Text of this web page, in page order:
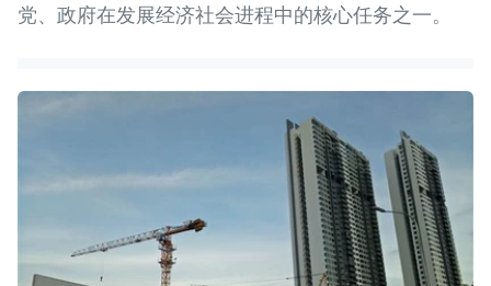
党、政府在发展经济社会进程中的核心任务之一。